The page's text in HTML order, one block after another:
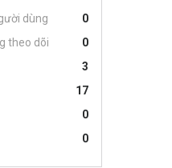
dùng
0
theo dõi
0
3
17
0
0